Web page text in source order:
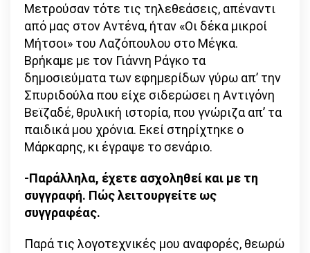
Μετρούσαν τότε τις τηλεθεάσεις, απέναντι
από μας στον Αντένα, ήταν «Οι δέκα μικροί
Μήτσοι» του Λαζόπουλου στο Μέγκα.
Βρήκαμε με τον Γιάννη Ράγκο τα
δημοσιεύματα των εφημερίδων γύρω απ’ την
Σπυριδούλα που είχε σιδερώσει η Αντιγόνη
Βεϊζαδέ, θρυλική ιστορία, που γνώριζα απ’ τα
παιδικά μου χρόνια. Εκεί στηρίχτηκε ο
Μάρκαρης, κι έγραψε το σενάριο.
-Παράλληλα, έχετε ασχοληθεί και με τη
συγγραφή. Πώς λειτουργείτε ως
συγγραφέας.
Παρά τις λογοτεχνικές μου αναφορές, θεωρώ